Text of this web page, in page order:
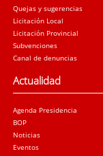
Quejas y sugerencias
Licitación Local
Licitación Provincial
Subvenciones
Canal de denuncias
Actualidad
Agenda Presidencia
BOP
Noticias
Eventos